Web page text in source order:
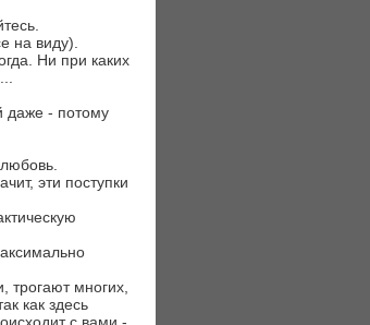
на виду).
Ни при каких
даже - потому
эти поступки
трогают многих,
как здесь